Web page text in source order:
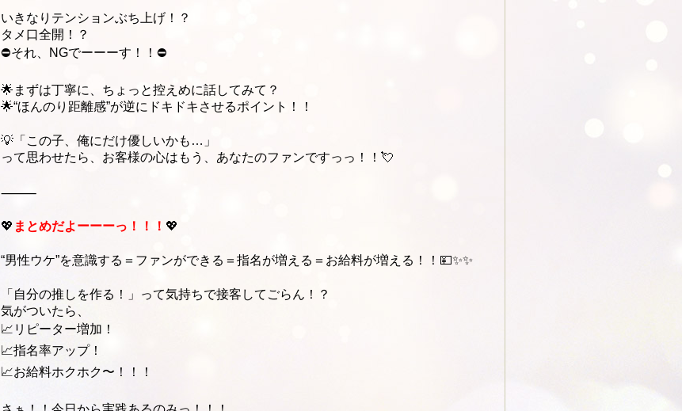
いきなりテンションぶち上げ！？
タメ口全開！？
⛔それ、NGでーーーす！！⛔
🌟まずは丁寧に、ちょっと控えめに話してみて？
🌟“ほんのり距離感”が逆にドキドキさせるポイント！！
💡「この子、俺にだけ優しいかも…」
って思わせたら、お客様の心はもう、あなたのファンですっっ！！💘
⸻
💖 まとめだよーーーっ！！！ 💖
“男性ウケ”を意識する＝ファンができる＝指名が増える＝お給料が増える！！💴✨✨
「自分の推しを作る！」って気持ちで接客してごらん！？
気がついたら、
📈リピーター増加！
📈指名率アップ！
📈お給料ホクホク〜！！！